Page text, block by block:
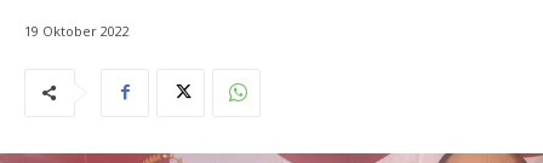
19 Oktober 2022